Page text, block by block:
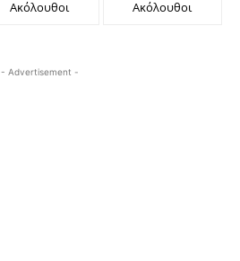
Ακόλουθοι Ακόλουθοι
- Advertisement -